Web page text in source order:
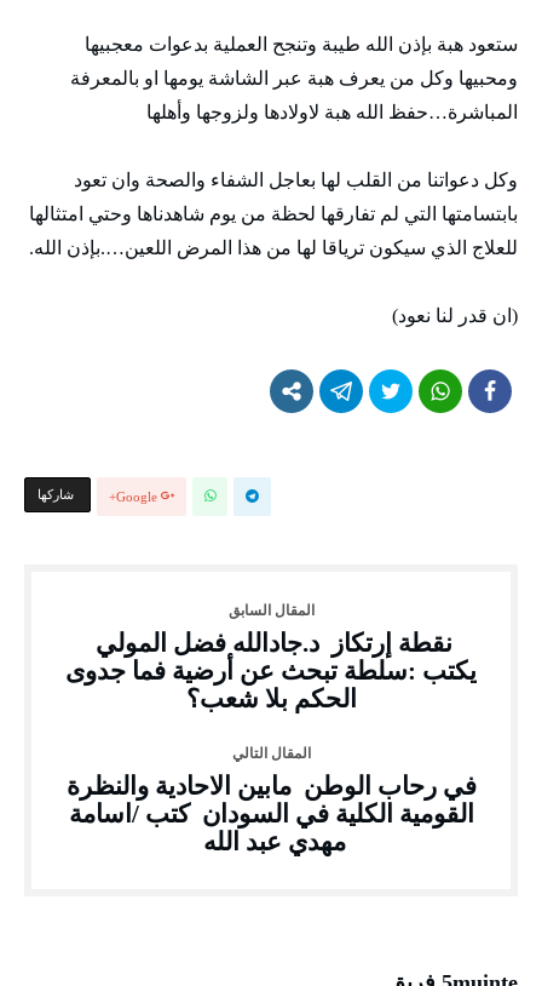
ستعود هبة بإذن الله طيبة وتنجح العملية بدعوات معجبيها
ومحبيها وكل من يعرف هبة عبر الشاشة يومها او بالمعرفة
المباشرة…حفظ الله هبة لاولادها ولزوجها وأهلها
وكل دعواتنا من القلب لها بعاجل الشفاء والصحة وان تعود
بابتسامتها التي لم تفارقها لحظة من يوم شاهدناها وحتي امتثالها
للعلاج الذي سيكون ترياقا لها من هذا المرض اللعين….بإذن الله.
(ان قدر لنا نعود)
‫‫ شاركها‬ Google+
‎المقال السابق
نقطة إرتكاز د.جادالله فضل المولي
يكتب :سلطة تبحث عن أرضية فما جدوى
الحكم بلا شعب؟
‎المقال التالي
في رحاب الوطن مابين الاحادية والنظرة
القومية الكلية في السودان كتب /اسامة
مهدي عبد الله